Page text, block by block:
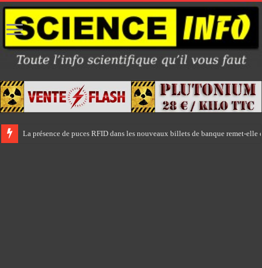
La présence de puces RFID dans les nouveaux billets de banque remet-